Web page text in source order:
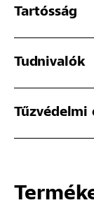
Tartósság
Tudnivalók
Tűzvédelmi